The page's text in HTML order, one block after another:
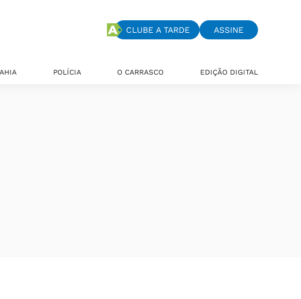
CLUBE A TARDE ASSINE
POLÍCIA O CARRASCO EDIÇÃO DIGITAL